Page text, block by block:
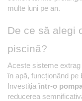
multe luni pe an.
De ce să alegi
piscină?
Aceste sisteme extrag
în apă, funcționând pe
Investiția într-o
reducerea